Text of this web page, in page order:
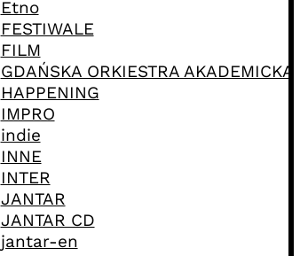
Etno
FESTIWALE
FILM
GDAŃSKA ORKIESTRA AKADEMICKA
HAPPENING
IMPRO
indie
INNE
INTER
JANTAR
JANTAR CD
jantar-en